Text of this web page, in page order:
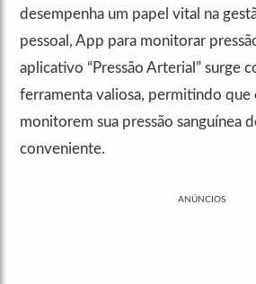
desempenha um papel vital na
pessoal, App para monitorar
aplicativo “Pressão Arterial” surge
ferramenta valiosa, permitindo que
monitorem sua pressão sanguínea
conveniente.
ANÚNCIOS